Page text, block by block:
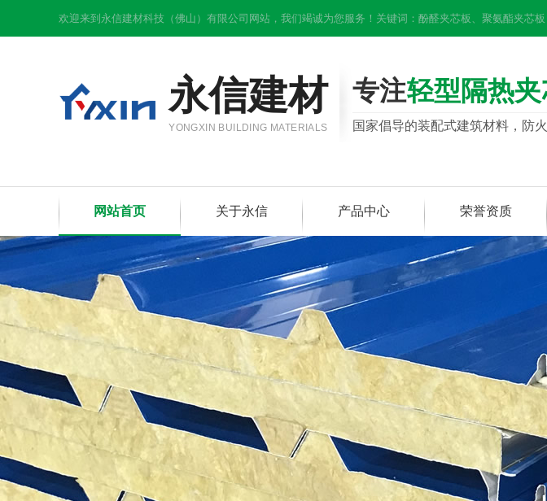
欢迎来到永信建材科技（佛山）有限公司网站，我们竭诚为您服务！关键词：酚醛夹芯板、聚氨酯夹芯
永信建材
YONGXIN BUILDING MATERIALS
专注轻型隔热
国家倡导的装配式建筑材料，防
网站首页 关于永信 产品中心 荣誉资质